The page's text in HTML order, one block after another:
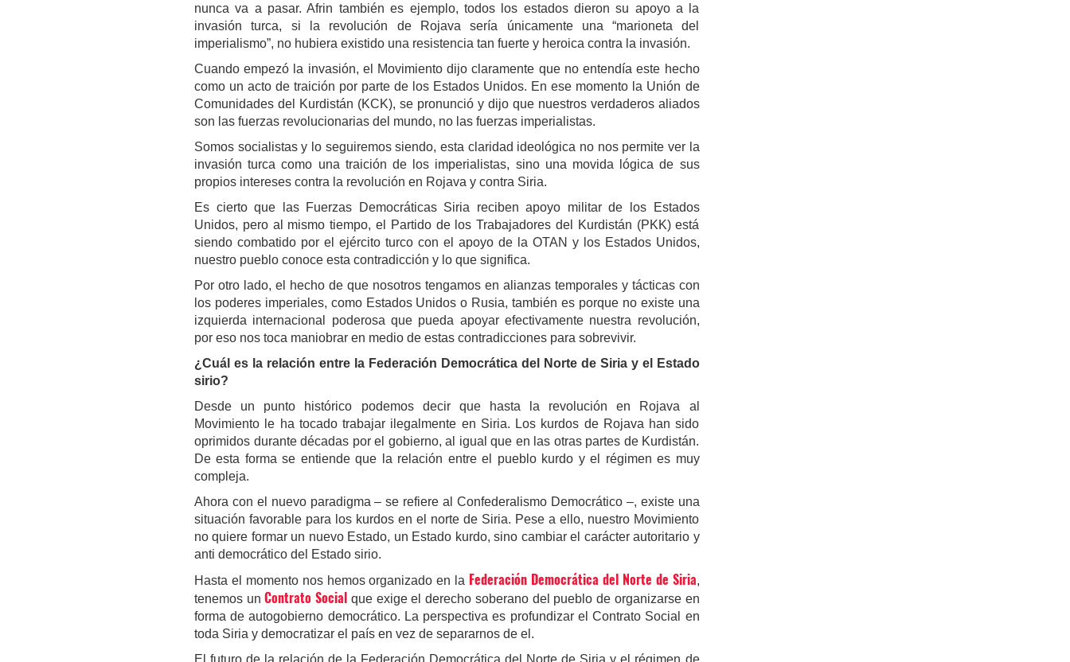
nunca va a pasar. Afrin también es ejemplo, todos los estados dieron su apoyo a la
invasión turca, si la revolución de Rojava sería únicamente una “marioneta del
imperialismo”, no hubiera existido una resistencia tan fuerte y heroica contra la invasión.
Cuando empezó la invasión, el Movimiento dijo claramente que no entendía este hecho
como un acto de traición por parte de los Estados Unidos. En ese momento la Unión de
Comunidades del Kurdistán (KCK), se pronunció y dijo que nuestros verdaderos aliados
son las fuerzas revolucionarias del mundo, no las fuerzas imperialistas.
Somos socialistas y lo seguiremos siendo, esta claridad ideológica no nos permite ver la
invasión turca como una traición de los imperialistas, sino una movida lógica de sus
propios intereses contra la revolución en Rojava y contra Siria.
Es cierto que las Fuerzas Democráticas Siria reciben apoyo militar de los Estados
Unidos, pero al mismo tiempo, el Partido de los Trabajadores del Kurdistán (PKK) está
siendo combatido por el ejército turco con el apoyo de la OTAN y los Estados Unidos,
nuestro pueblo conoce esta contradicción y lo que significa.
Por otro lado, el hecho de que nosotros tengamos en alianzas temporales y tácticas con
los poderes imperiales, como Estados Unidos o Rusia, también es porque no existe una
izquierda internacional poderosa que pueda apoyar efectivamente nuestra revolución,
por eso nos toca maniobrar en medio de estas contradicciones para sobrevivir.
¿Cuál es la relación entre la Federación Democrática del Norte de Siria y el Estado
sirio?
Desde un punto histórico podemos decir que hasta la revolución en Rojava al
Movimiento le ha tocado trabajar ilegalmente en Siria. Los kurdos de Rojava han sido
oprimidos durante décadas por el gobierno, al igual que en las otras partes de Kurdistán.
De esta forma se entiende que la relación entre el pueblo kurdo y el régimen es muy
compleja.
Ahora con el nuevo paradigma – se refiere al Confederalismo Democrático –, existe una
situación favorable para los kurdos en el norte de Siria. Pese a ello, nuestro Movimiento
no quiere formar un nuevo Estado, un Estado kurdo, sino cambiar el carácter autoritario y
anti democrático del Estado sirio.
Hasta el momento nos hemos organizado en la Federación Democrática del Norte de Siria,
tenemos unContrato Social que exige el derecho soberano del pueblo de organizarse en
forma de autogobierno democrático. La perspectiva es profundizar el Contrato Social en
toda Siria y democratizar el país en vez de separarnos de el.
El futuro de la relación de la Federación Democrática del Norte de Siria y el régimen de